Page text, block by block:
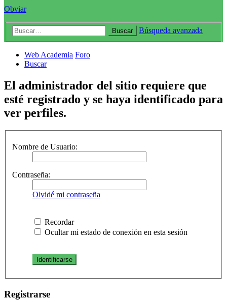
Obviar
Buscar Búsqueda avanzada
Web Academia Foro
Buscar
El administrador del sitio requiere que
esté registrado y se haya identificado para
ver perfiles.
Nombre de Usuario:
Contraseña:
Olvidé mi contraseña
Recordar
Ocultar mi estado de conexión en esta sesión
Registrarse